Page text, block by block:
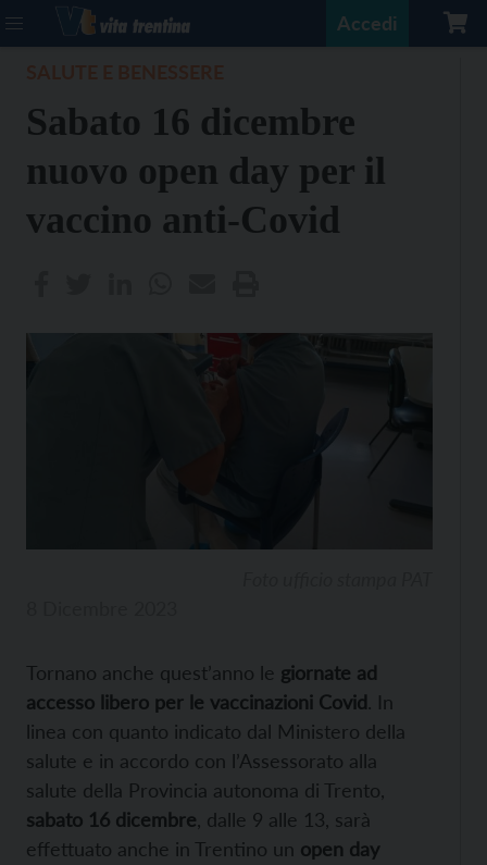
Accedi
Sabato 16 dicembre
nuovo open day per il
vaccino anti-Covid
Tornano anche quest’anno le giornate ad
accesso libero per le vaccinazioni Covid. In
linea con quanto indicato dal Ministero della
salute e in accordo con l’Assessorato alla
salute della Provincia autonoma di Trento,
sabato 16 dicembre, dalle 9 alle 13, sarà
effettuato anche in Trentino un open day